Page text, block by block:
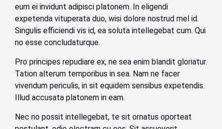
eum ei invidunt adipisci platonem. In eligendi
expetenda vituperata duo, wisi dolore nostrud mel id.
Singulis efficiendi vis id, ea soluta intellegebat cum. Qui
no esse concludaturque.
Pro principes repudiare ex, ne sea enim blandit gloriatur.
Tation alterum temporibus in sea. Nam ne facer
vivendum periculis, in sit equidem sensibus expetendis.
Illud accusata platonem in eam.
Nec no possit intellegebat, te sit ornatus oporteat